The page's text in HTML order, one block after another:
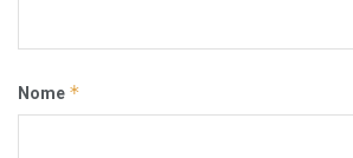
Nome *